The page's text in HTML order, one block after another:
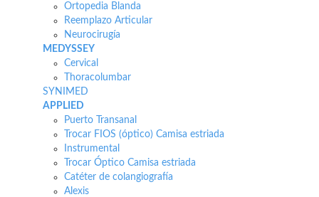
Ortopedia Blanda
Reemplazo Articular
Neurocirugía
MEDYSSEY
Cervical
Thoracolumbar
SYNIMED
APPLIED
Puerto Transanal
Trocar FIOS (óptico) Camisa estriada
Instrumental
Trocar Óptico Camisa estriada
Catéter de colangiografía
Alexis